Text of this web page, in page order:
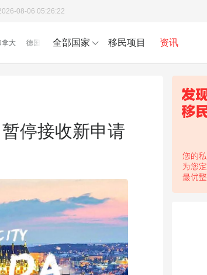
08-06 05:26:23
拿大 德国 全部国家 移民项目 资讯
停接收新申请